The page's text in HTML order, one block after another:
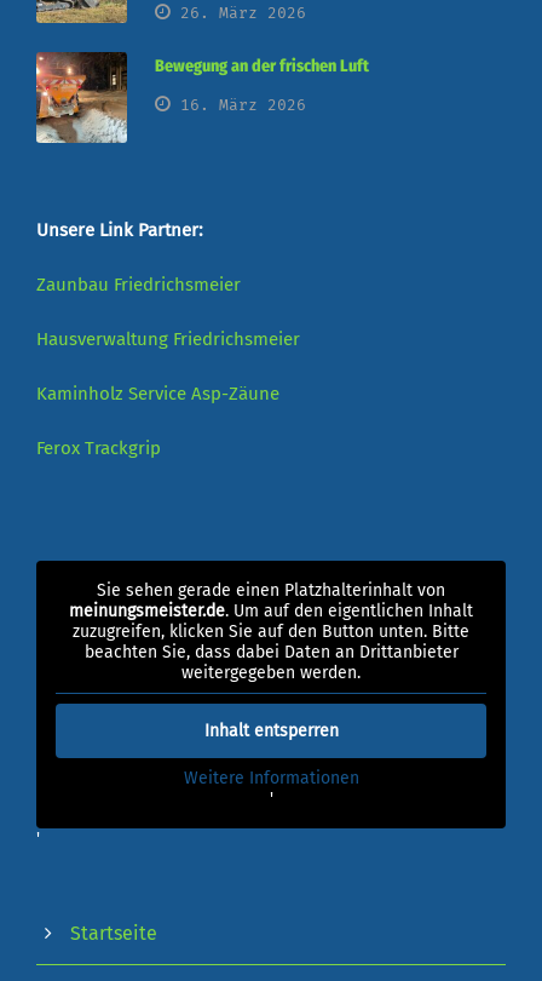
26. März 2026
Bewegung an der frischen Luft
16. März 2026
Unsere Link Partner:
Zaunbau Friedrichsmeier
Hausverwaltung Friedrichsmeier
Kaminholz Service Asp-Zäune
Ferox Trackgrip
Sie sehen gerade einen Platzhalterinhalt von
meinungsmeister.de. Um auf den eigentlichen Inhalt
zuzugreifen, klicken Sie auf den Button unten. Bitte
beachten Sie, dass dabei Daten an Drittanbieter
weitergegeben werden.
Inhalt entsperren
Weitere Informationen
'
'
Startseite